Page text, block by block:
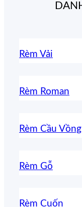
Rèm Vải
Rèm Roman
Rèm Cầu Vồng
Rèm Gỗ
Rèm Cuốn